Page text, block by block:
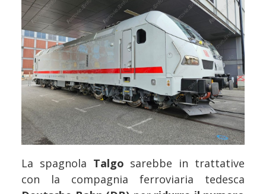
La spagnola Talgo sarebbe in trattative
con la compagnia ferroviaria tedesca